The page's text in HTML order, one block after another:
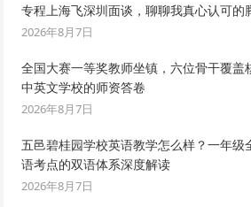
专程上海飞深圳面谈，聊聊我真心认可的
2026年8月7日
全国大赛一等奖教师坐镇，六位骨干覆盖
中英文学校的师资答卷
2026年8月7日
五邑碧桂园学校英语教学怎么样？一年级
语考点的双语体系深度解读
2026年8月7日